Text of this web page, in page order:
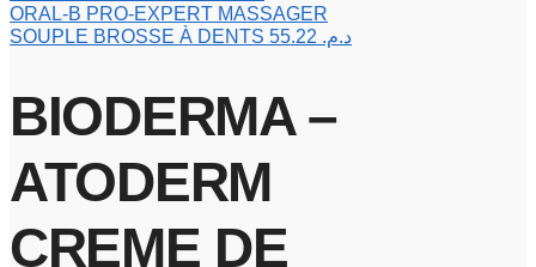
ORAL-B PRO-EXPERT MASSAGER
SOUPLE BROSSE À DENTS
د.م.
BIODERMA –
ATODERM
CREME DE